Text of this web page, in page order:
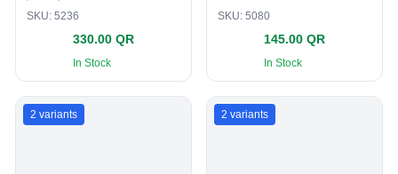
SKU: 5236
330.00 QR
In Stock
SKU: 5080
145.00 QR
In Stock
2 variants 2 variants